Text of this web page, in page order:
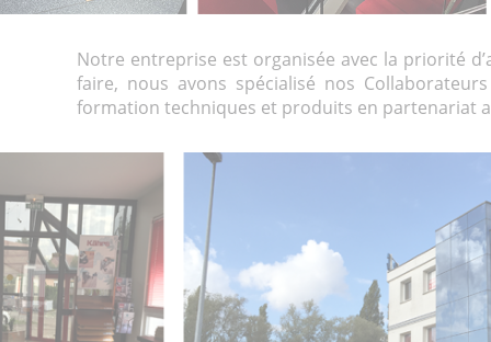
Notre entreprise est organisée avec la priorité
faire, nous avons spécialisé nos
formation techniques et produits en partenariat